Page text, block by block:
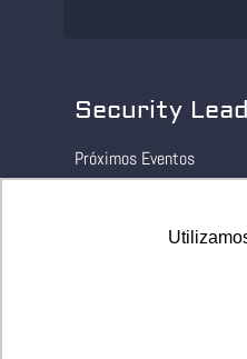
Security
Próximos Eventos